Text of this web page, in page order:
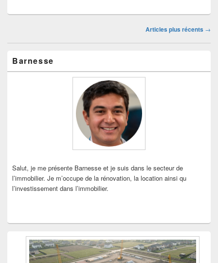
articles
Articles plus récents →
principale
de
Barnesse
Salut, je me présente Barnesse et je suis dans le secteur de
l’immobilier. Je m’occupe de la rénovation, la location ainsi qu
l’investissement dans l’immobilier.